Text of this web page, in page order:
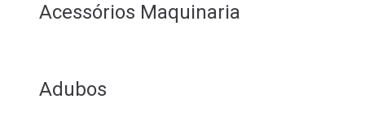
Acessórios Maquinaria
Adubos